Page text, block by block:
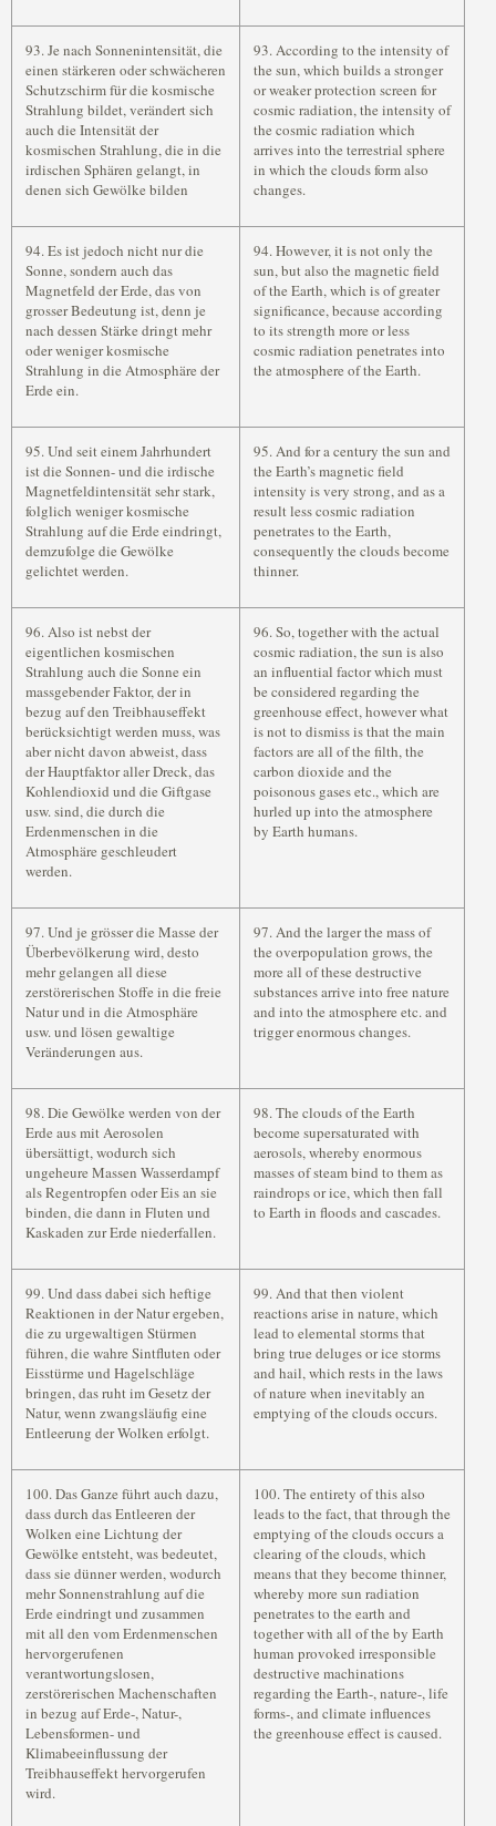
93. Je nach Sonnenintensität, die
einen stärkeren oder schwächeren
Schutzschirm für die kosmische
Strahlung bildet, verändert sich
auch die Intensität der
kosmischen Strahlung, die in die
irdischen Sphären gelangt, in
denen sich Gewölke bilden
93. According to the intensity of
the sun, which builds a stronger
or weaker protection screen for
cosmic radiation, the intensity of
the cosmic radiation which
arrives into the terrestrial sphere
in which the clouds form also
changes.
94. Es ist jedoch nicht nur die
Sonne, sondern auch das
Magnetfeld der Erde, das von
grosser Bedeutung ist, denn je
nach dessen Stärke dringt mehr
oder weniger kosmische
Strahlung in die Atmosphäre der
Erde ein.
94. However, it is not only the
sun, but also the magnetic field
of the Earth, which is of greater
significance, because according
to its strength more or less
cosmic radiation penetrates into
the atmosphere of the Earth.
95. Und seit einem Jahrhundert
ist die Sonnen- und die irdische
Magnetfeldintensität sehr stark,
folglich weniger kosmische
Strahlung auf die Erde eindringt,
demzufolge die Gewölke
gelichtet werden.
95. And for a century the sun and
the Earth’s magnetic field
intensity is very strong, and as a
result less cosmic radiation
penetrates to the Earth,
consequently the clouds become
thinner.
96. Also ist nebst der
eigentlichen kosmischen
Strahlung auch die Sonne ein
massgebender Faktor, der in
bezug auf den Treibhauseffekt
berücksichtigt werden muss, was
aber nicht davon abweist, dass
der Hauptfaktor aller Dreck, das
Kohlendioxid und die Giftgase
usw. sind, die durch die
Erdenmenschen in die
Atmosphäre geschleudert
werden.
96. So, together with the actual
cosmic radiation, the sun is also
an influential factor which must
be considered regarding the
greenhouse effect, however what
is not to dismiss is that the main
factors are all of the filth, the
carbon dioxide and the
poisonous gases etc., which are
hurled up into the atmosphere
by Earth humans.
97. Und je grösser die Masse der
Überbevölkerung wird, desto
mehr gelangen all diese
zerstörerischen Stoffe in die freie
Natur und in die Atmosphäre
usw. und lösen gewaltige
Veränderungen aus.
97. And the larger the mass of
the overpopulation grows, the
more all of these destructive
substances arrive into free nature
and into the atmosphere etc. and
trigger enormous changes.
98. Die Gewölke werden von der
Erde aus mit Aerosolen
übersättigt, wodurch sich
ungeheure Massen Wasserdampf
als Regentropfen oder Eis an sie
binden, die dann in Fluten und
Kaskaden zur Erde niederfallen.
98. The clouds of the Earth
become supersaturated with
aerosols, whereby enormous
masses of steam bind to them as
raindrops or ice, which then fall
to Earth in floods and cascades.
99. Und dass dabei sich heftige
Reaktionen in der Natur ergeben,
die zu urgewaltigen Stürmen
führen, die wahre Sintfluten oder
Eisstürme und Hagelschläge
bringen, das ruht im Gesetz der
Natur, wenn zwangsläufig eine
Entleerung der Wolken erfolgt.
99. And that then violent
reactions arise in nature, which
lead to elemental storms that
bring true deluges or ice storms
and hail, which rests in the laws
of nature when inevitably an
emptying of the clouds occurs.
100. Das Ganze führt auch dazu,
dass durch das Entleeren der
Wolken eine Lichtung der
Gewölke entsteht, was bedeutet,
dass sie dünner werden, wodurch
mehr Sonnenstrahlung auf die
Erde eindringt und zusammen
mit all den vom Erdenmenschen
hervorgerufenen
verantwortungslosen,
zerstörerischen Machenschaften
in bezug auf Erde-, Natur-,
Lebensformen- und
Klimabeeinflussung der
Treibhauseffekt hervorgerufen
wird.
100. The entirety of this also
leads to the fact, that through the
emptying of the clouds occurs a
clearing of the clouds, which
means that they become thinner,
whereby more sun radiation
penetrates to the earth and
together with all of the by Earth
human provoked irresponsible
destructive machinations
regarding the Earth-, nature-, life
forms-, and climate influences
the greenhouse effect is caused.